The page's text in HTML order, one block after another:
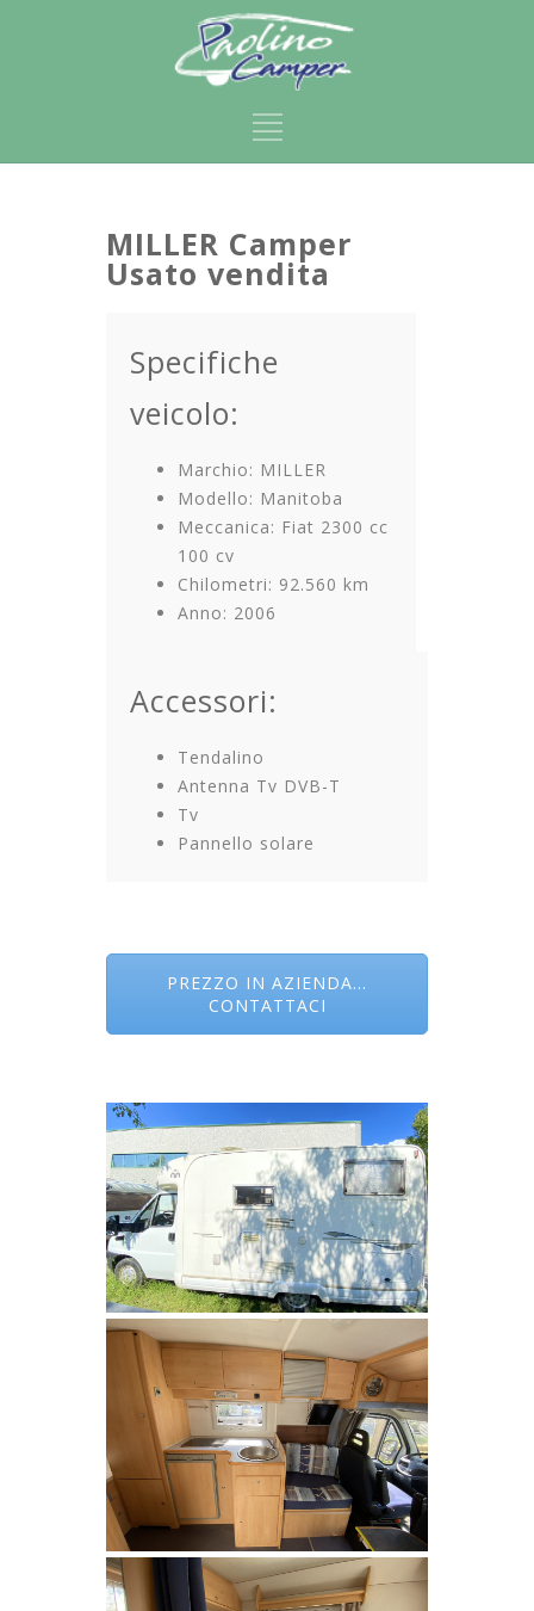
MILLER Camper
Usato vendita
Specifiche
veicolo:
Marchio: MILLER
Modello: Manitoba
Meccanica: Fiat 2300 cc
100 cv
Chilometri: 92.560 km
Anno: 2006
Accessori:
Tendalino
Antenna Tv DVB-T
Tv
Pannello solare
PREZZO IN AZIENDA...
CONTATTACI